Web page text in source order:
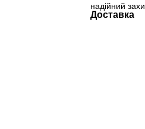
надійний
Доставка